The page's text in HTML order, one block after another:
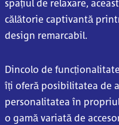
spațiul de relaxare,
călătorie captivantă
design remarcabil.
Dincolo de
îți oferă posibilitatea de
personalitatea în
o gamă variată de